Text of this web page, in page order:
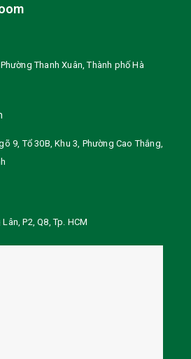
Thanh Xuân, Thành phố Hà
9, Tổ 30B, Khu 3, Phường Cao Thắng,
P2, Q8, Tp. HCM